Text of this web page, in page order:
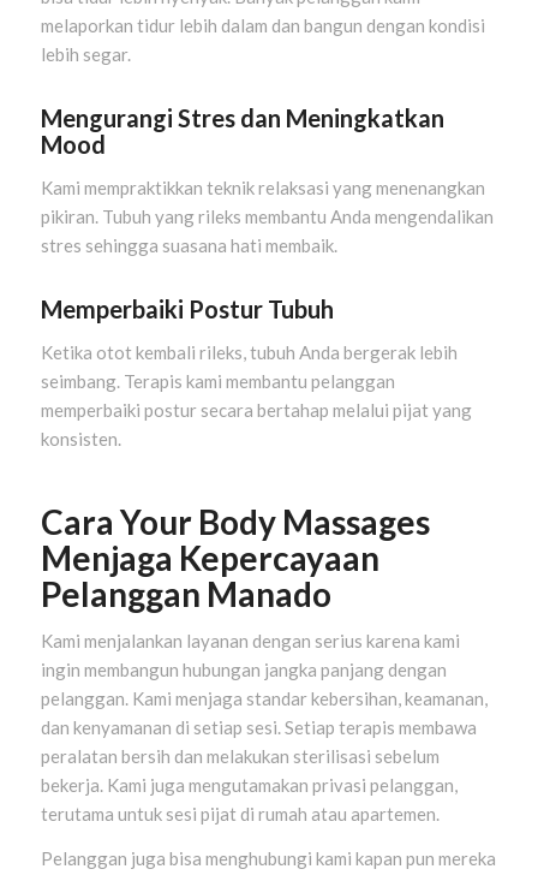
melaporkan tidur lebih dalam dan bangun dengan kondisi
lebih segar.
Mengurangi Stres dan Meningkatkan
Mood
Kami mempraktikkan teknik relaksasi yang menenangkan
pikiran. Tubuh yang rileks membantu Anda mengendalikan
stres sehingga suasana hati membaik.
Memperbaiki Postur Tubuh
Ketika otot kembali rileks, tubuh Anda bergerak lebih
seimbang. Terapis kami membantu pelanggan
memperbaiki postur secara bertahap melalui pijat yang
konsisten.
Cara Your Body Massages
Menjaga Kepercayaan
Pelanggan Manado
Kami menjalankan layanan dengan serius karena kami
ingin membangun hubungan jangka panjang dengan
pelanggan. Kami menjaga standar kebersihan, keamanan,
dan kenyamanan di setiap sesi. Setiap terapis membawa
peralatan bersih dan melakukan sterilisasi sebelum
bekerja. Kami juga mengutamakan privasi pelanggan,
terutama untuk sesi pijat di rumah atau apartemen.
Pelanggan juga bisa menghubungi kami kapan pun mereka